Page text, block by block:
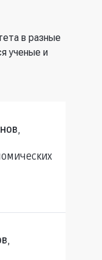
в разные
ученые и
,
,